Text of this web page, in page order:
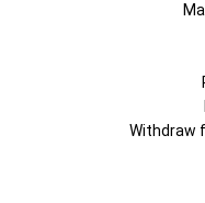
Withdraw